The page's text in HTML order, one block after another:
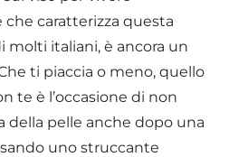
che caratterizza questa
molti italiani, è ancora un
ti piaccia o meno, quello
te è l’occasione di non
della pelle anche dopo una
uno struccante